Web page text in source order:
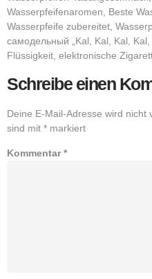
Wasserpfeifenaromen, Beste
Wasserpfeife zubereitet,
самодельный „Kal, Kal, Kal,
Flüssigkeit, elektronische
Schreibe einen
Deine E-Mail-Adresse wird nicht
sind mit * markiert
Kommentar*